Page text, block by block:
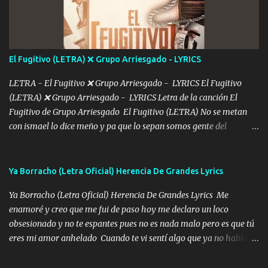
más Si te sientes sola no me llames porfa Me pongo sencible e
imagino tu sombra Clase azul es el tequila e interior la ropa Clip
cap la champagne el polvo es color rosa Me contacto un ángel eres
tú mi hermosa La que me alegra los días y sigo tomando Y
pensar... Que tú ya no vas a estar Pasarán... Solito me dejaras
Intentar... ...
El Fugitivo (LETRA) ❌ Grupo Arriesgado - LYRICS
LETRA - El Fugitivo ❌ Grupo Arriesgado - LYRICS El Fugitivo
(LETRA) ❌ Grupo Arriesgado - LYRICS Letra de la canción El
Fugitivo de Grupo Arriesgado El Fugitivo (LETRA) No se metan
con ismael lo dice meño y pa que lo sepan somos gente del
grande traemos la bandera 04 se oye por los radios y bien
ofrece también peleam'os bien atentó el compa huicho la corta al
cinto y radios colgados cuando salimos del rancho carros
blindándos y bien equipados no somos gente de problemas pero
defendemos muy bien nuestra tierra buena sombra nos cobija y el
Ya Borracho (Letra Oficial) Herencia De Grandes Lyrics
Ya Borracho (Letra Oficial) Herencia De Grandes Lyrics Me
enamoré y creo que me fui de paso hoy me declaro un loco
obsesionado y no te espantes pues no es nada malo pero es que tú
eres mi amor anhelado Cuando te vi sentí algo que ya no había